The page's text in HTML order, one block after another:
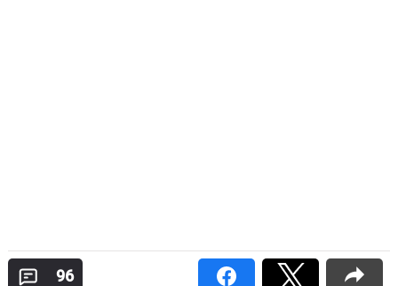
96